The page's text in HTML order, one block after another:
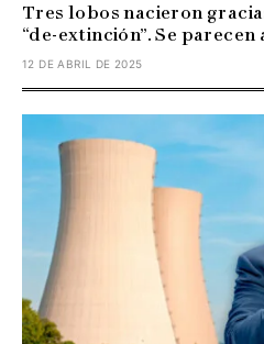
Tres lobos nacieron
“de-extinción”. Se
12 DE ABRIL DE 2025